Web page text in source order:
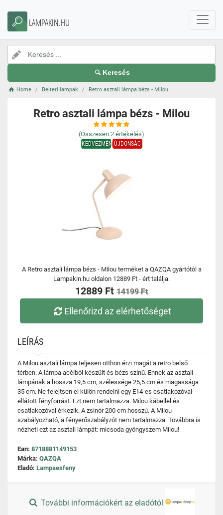
LAMPAKIN.HU
Keresés
Home Belteri lampak Retro asztali lámpa bézs - Milou
Retro asztali lámpa bézs - Milou
(Összesen 2 értékelés)
KEDVEZMÉNYÚJDONSÁG
A Retro asztali lámpa bézs - Milou terméket a QAZQA gyártótól a
Lampakin.hu oldalon 12889 Ft - ért találja.
12889 Ft 14199 Ft
Ellenőrizd az elérhetőséget
LEÍRÁS
A Milou asztali lámpa teljesen otthon érzi magát a retro belső
térben. A lámpa acélból készült és bézs színű. Ennek az asztali
lámpának a hossza 19,5 cm, szélessége 25,5 cm és magassága
35 cm. Ne felejtsen el külön rendelni egy E14-es csatlakozóval
ellátott fényforrást. Ezt nem tartalmazza. Milou kábellel és
csatlakozóval érkezik. A zsinór 200 cm hosszú. A Milou
szabályozható, a fényerőszabályzót nem tartalmazza. Továbbra is
nézheti ezt az asztali lámpát: micsoda gyöngyszem Milou!
Ean: 8718881149153
Márka: QAZQA
Eladó: Lampaesfeny
További információkért az eladótól